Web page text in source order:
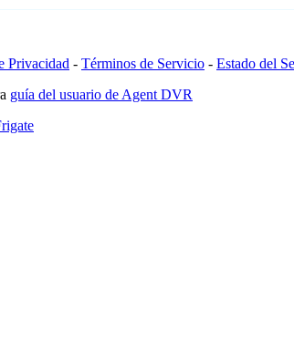
Privacidad - Términos de Servicio - Estado del
guía del usuario de Agent DVR